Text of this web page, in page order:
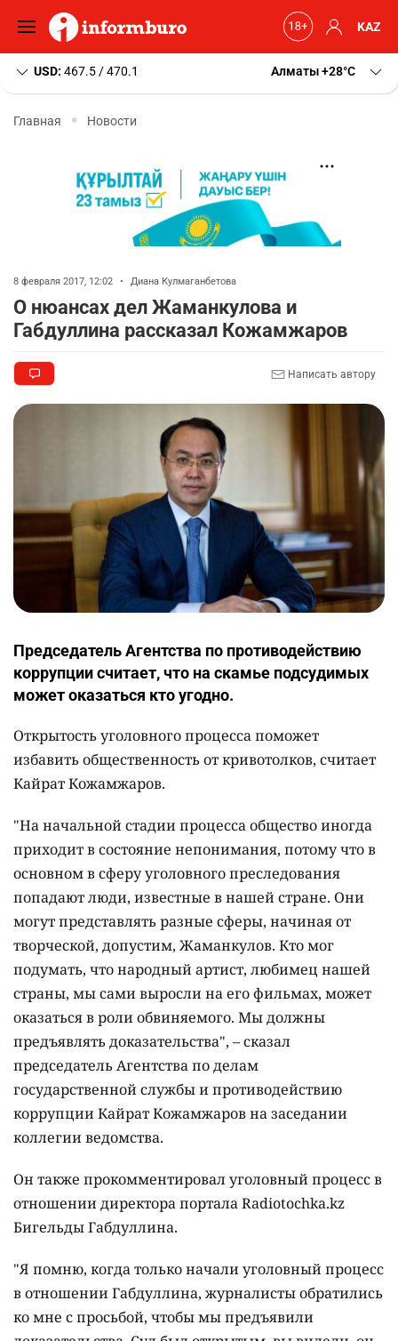
KAZ
USD: 467.5 / 470.1 Алматы+28 C
Главная Новости
8 февраля 2017, 12:02 • Диана Кулмаганбетова
О нюансах дел Жаманкулова и
Габдуллина рассказал Кожамжаров
Написать автору
Председатель Агентства по противодействию
коррупции считает, что на скамье подсудимых
может оказаться кто угодно.
Открытость уголовного процесса поможет
избавить общественность от кривотолков, считает
Кайрат Кожамжаров.
"На начальной стадии процесса общество иногда
приходит в состояние непонимания, потому что в
основном в сферу уголовного преследования
попадают люди, известные в нашей стране. Они
могут представлять разные сферы, начиная от
творческой, допустим, Жаманкулов. Кто мог
подумать, что народный артист, любимец нашей
страны, мы сами выросли на его фильмах, может
оказаться в роли обвиняемого. Мы должны
предъявлять доказательства", – сказал
председатель Агентства по делам
государственной службы и противодействию
коррупции Кайрат Кожамжаров на заседании
коллегии ведомства.
Он также прокомментировал уголовный процесс в
отношении директора портала Radiotochka.kz
Бигельды Габдуллина.
"Я помню, когда только начали уголовный процесс
в отношении Габдуллина, журналисты обратились
ко мне с просьбой, чтобы мы предъявили